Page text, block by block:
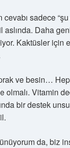
cevabı sadece
aslında. Daha
Kaktüsler için
ve besin…
olmalı. Vitamin
bir destek
da, biz